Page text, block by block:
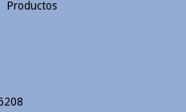
Productos